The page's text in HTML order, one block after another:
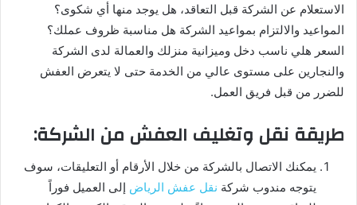
الاستعلام عن الشركة قبل التعاقد، هل يوجد منها أي شكوى؟
المواعيد والالتزام بمواعيد الشركة هل مناسبة ظروف عملك؟
السعر هلي ناسب دخل وميزانية منزلك والعمالة لدى الشركة
والنجارين على مستوى عالي من الخدمة حتى لا يتعرض العفش
للضرر من قبل فريق العمل.
طريقة نقل وتغليف العفش من الشركة:
يمكنك الاتصال بالشركة من خلال الأرقام أو التعليقات، سوف
يتوجه مندوب شركة نقل عفش الرياض إلى العميل فوراً